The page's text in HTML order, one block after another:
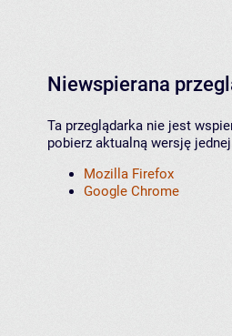
Niewspierana
Ta przeglądarka nie jest
pobierz aktualną wersję
Mozilla Firefox
Google Chrome